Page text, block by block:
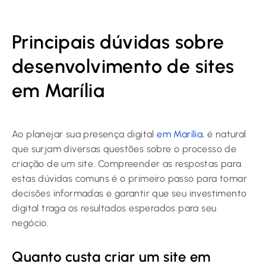
Principais dúvidas sobre
desenvolvimento de sites
em Marília
Ao planejar sua presença digitalem Marília, é natural
que surjam diversas questões sobre o processo de
criação de um site. Compreender as respostas para
estas dúvidas comuns é o primeiro passo para tomar
decisões informadas e garantir que seu investimento
digital traga os resultados esperados para seu
negócio.
Quanto custa criar um site em